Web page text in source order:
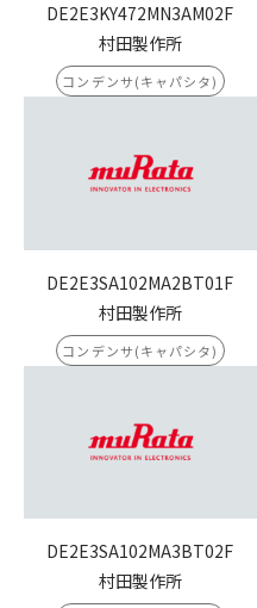
DE2E3KY472MN3AM02F
村田製作所
コンデンサ(キャパシタ)
DE2E3SA102MA2BT01F
村田製作所
コンデンサ(キャパシタ)
DE2E3SA102MA3BT02F
村田製作所